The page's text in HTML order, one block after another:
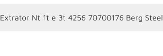
Extrator Nt 1t e 3t 4256 70700176 Berg Steel